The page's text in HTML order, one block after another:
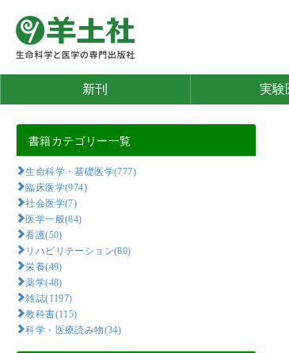
新刊 実験
書籍カテゴリー一覧
生命科学・基礎医学(777)
臨床医学(974)
社会医学(7)
医学一般(84)
看護(50)
リハビリテーション(80)
栄養(49)
薬学(48)
雑誌(1197)
教科書(115)
科学・医療読み物(34)